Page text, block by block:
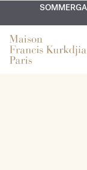
EXKLUSIV |
KOSTENLOSE